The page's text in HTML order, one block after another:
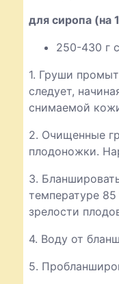
для сиропа (на
250-430 г
1. Груши
следует,
снимаемой
2. Очищенные
плодоножки.
3.
температуре
зрелости
4. Воду от
5.